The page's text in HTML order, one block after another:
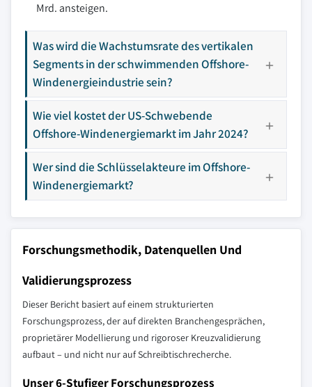
Mrd. ansteigen.
Was wird die Wachstumsrate des vertikalen
Segments in der schwimmenden Offshore-
Windenergieindustrie sein?
Wie viel kostet der US-Schwebende
Offshore-Windenergiemarkt im Jahr 2024?
Wer sind die Schlüsselakteure im Offshore-
Windenergiemarkt?
Forschungsmethodik, Datenquellen Und
Validierungsprozess
Dieser Bericht basiert auf einem strukturierten
Forschungsprozess, der auf direkten Branchengesprächen,
proprietärer Modellierung und rigoroser Kreuzvalidierung
aufbaut – und nicht nur auf Schreibtischrecherche.
Unser 6-Stufiger Forschungsprozess